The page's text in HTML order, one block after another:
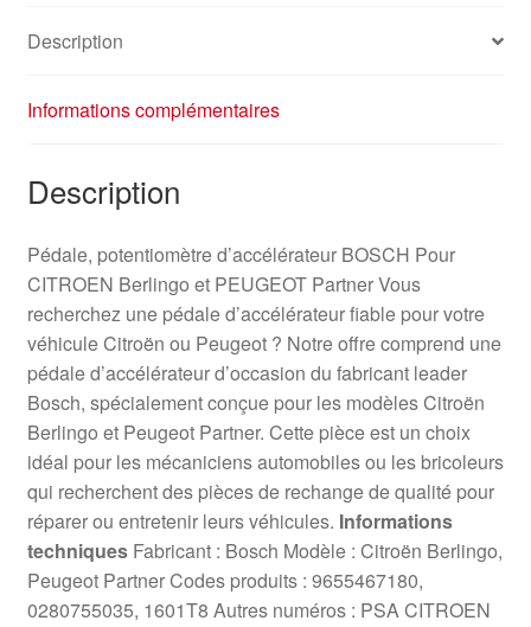
Description
Informations complémentaires
Description
Pédale, potentiomètre d’accélérateur BOSCH Pour
CITROEN Berlingo et PEUGEOT Partner Vous
recherchez une pédale d’accélérateur fiable pour votre
véhicule Citroën ou Peugeot ? Notre offre comprend une
pédale d’accélérateur d’occasion du fabricant leader
Bosch, spécialement conçue pour les modèles Citroën
Berlingo et Peugeot Partner. Cette pièce est un choix
idéal pour les mécaniciens automobiles ou les bricoleurs
qui recherchent des pièces de rechange de qualité pour
réparer ou entretenir leurs véhicules. Informations
techniquesFabricant : Bosch Modèle : Citroën Berlingo,
Peugeot Partner Codes produits : 9655467180,
0280755035, 1601T8 Autres numéros : PSA CITROEN